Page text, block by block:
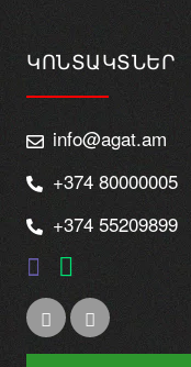
ԿՈՆՏԱԿՏՆԵՐ
info@agat.am
+374 80000005
+374 55209899